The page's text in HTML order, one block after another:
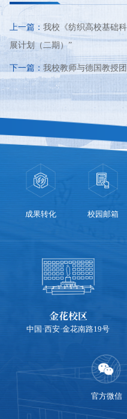
上一篇： 我校《纺织高校基础
展计划（二期）”
下一篇： 我校教师与德国教授
成果转化 校园邮箱
金花校区
中国·西安·金花南路19号
官方微信